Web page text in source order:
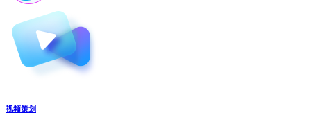
视频策划